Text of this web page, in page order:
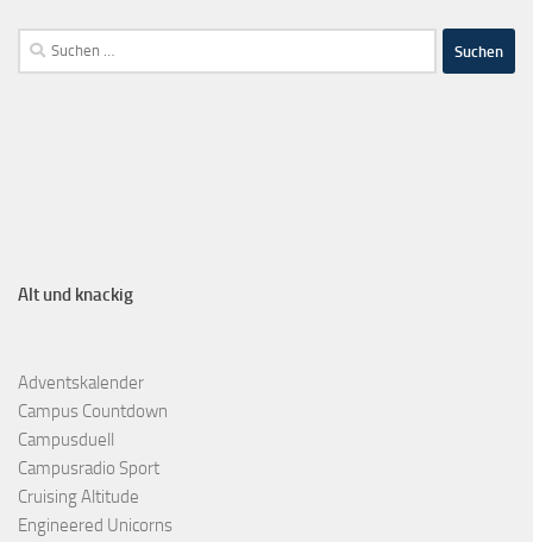
Alt und knackig
Adventskalender
Campus Countdown
Campusduell
Campusradio Sport
Cruising Altitude
Engineered Unicorns